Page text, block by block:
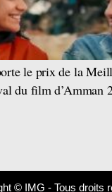
le prix de la
du film d’Amman
© IMG - Tous droits